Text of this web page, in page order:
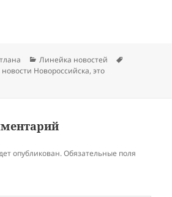
Рубрики
Линейка новостей
новости Новороссийска,это
опубликован. Обязательные поля